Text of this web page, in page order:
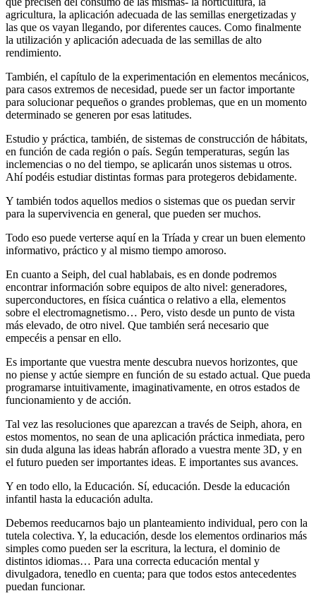
agricultura, la aplicación adecuada de las semillas energetizadas y
las que os vayan llegando, por diferentes cauces. Como finalmente
la utilización y aplicación adecuada de las semillas de alto
rendimiento.
También, el capítulo de la experimentación en elementos mecánicos,
para casos extremos de necesidad, puede ser un factor importante
para solucionar pequeños o grandes problemas, que en un momento
determinado se generen por esas latitudes.
Estudio y práctica, también, de sistemas de construcción de hábitats,
en función de cada región o país. Según temperaturas, según las
inclemencias o no del tiempo, se aplicarán unos sistemas u otros.
Ahí podéis estudiar distintas formas para protegeros debidamente.
Y también todos aquellos medios o sistemas que os puedan servir
para la supervivencia en general, que pueden ser muchos.
Todo eso puede verterse aquí en la Tríada y crear un buen elemento
informativo, práctico y al mismo tiempo amoroso.
En cuanto a Seiph, del cual hablabais, es en donde podremos
encontrar información sobre equipos de alto nivel: generadores,
superconductores, en física cuántica o relativo a ella, elementos
sobre el electromagnetismo… Pero, visto desde un punto de vista
más elevado, de otro nivel. Que también será necesario que
empecéis a pensar en ello.
Es importante que vuestra mente descubra nuevos horizontes, que
no piense y actúe siempre en función de su estado actual. Que pueda
programarse intuitivamente, imaginativamente, en otros estados de
funcionamiento y de acción.
Tal vez las resoluciones que aparezcan a través de Seiph, ahora, en
estos momentos, no sean de una aplicación práctica inmediata, pero
sin duda alguna las ideas habrán aflorado a vuestra mente 3D, y en
el futuro pueden ser importantes ideas. E importantes sus avances.
Y en todo ello, la Educación. Sí, educación. Desde la educación
infantil hasta la educación adulta.
Debemos reeducarnos bajo un planteamiento individual, pero con la
tutela colectiva. Y, la educación, desde los elementos ordinarios más
simples como pueden ser la escritura, la lectura, el dominio de
distintos idiomas… Para una correcta educación mental y
divulgadora, tenedlo en cuenta; para que todos estos antecedentes
puedan funcionar.